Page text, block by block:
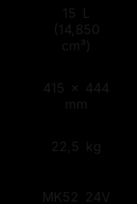
15 L
(14,850
cm³)
415 × 444
mm
22,5 kg
MK52 24V